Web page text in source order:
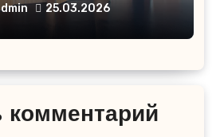
25.03.2026
комментарий